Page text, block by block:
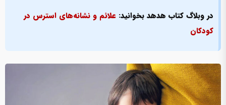
در وبلاگ کتاب هدهد بخوانید: علائم و نشانه‌های استرس در
کودکان